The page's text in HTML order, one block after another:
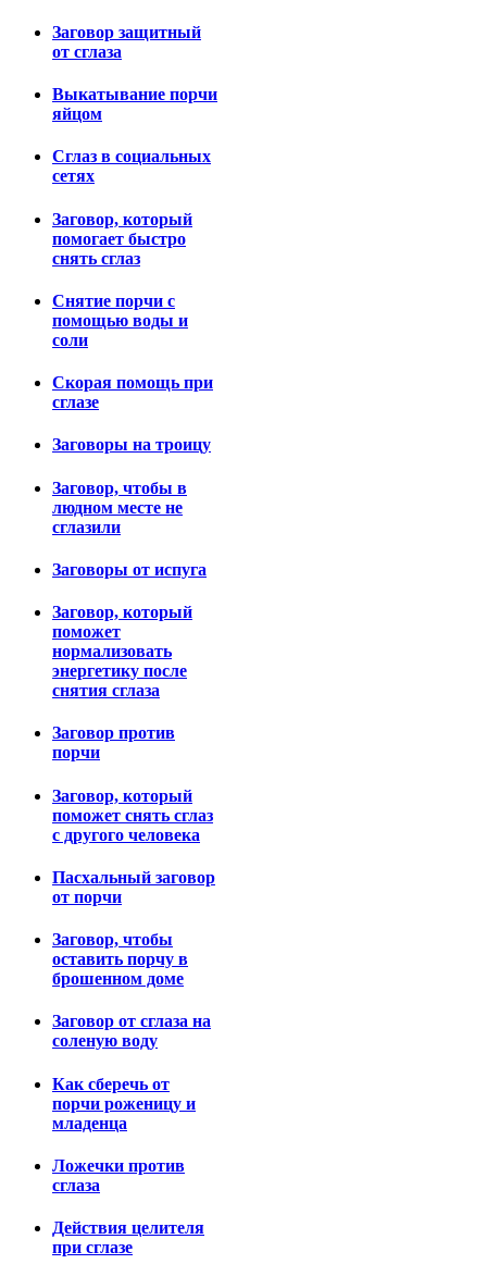
Заговор защитный
от сглаза
Выкатывание порчи
яйцом
Сглаз в социальных
сетях
Заговор, который
помогает быстро
снять сглаз
Снятие порчи с
помощью воды и
соли
Скорая помощь при
сглазе
Заговоры на троицу
Заговор, чтобы в
людном месте не
сглазили
Заговоры от испуга
Заговор, который
поможет
нормализовать
энергетику после
снятия сглаза
Заговор против
порчи
Заговор, который
поможет снять сглаз
с другого человека
Пасхальный заговор
от порчи
Заговор, чтобы
оставить порчу в
брошенном доме
Заговор от сглаза на
соленую воду
Как сберечь от
порчи роженицу и
младенца
Ложечки против
сглаза
Действия целителя
при сглазе